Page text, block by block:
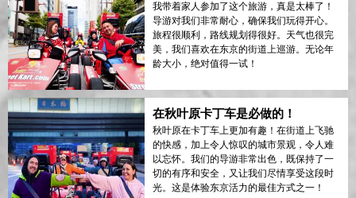
我带着家人参加了这个旅游，真是太棒了！
导游对我们非常耐心，确保我们玩得开心。
旅程很顺利，路线规划得很好。天气也很完
美，我们喜欢在东京的街道上巡游。无论年
龄大小，绝对值得一试！
在秋叶原卡丁车是必做的！
秋叶原在卡丁车上更加有趣！在街道上飞驰
的快感，加上令人惊叹的城市景观，令人难
以忘怀。我们的导游非常出色，既保持了一
切的有序和安全，又让我们尽情享受这段时
光。这是体验东京活力的最佳方式之一！